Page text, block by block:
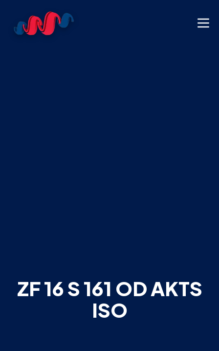
ZF 16 S 161 OD AKTS
ISO